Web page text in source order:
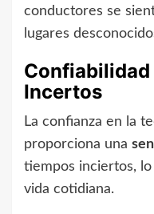
conductores se
lugares
Incertos
La confianza en la
proporciona una
tiempos inciertos,
vida cotidiana.